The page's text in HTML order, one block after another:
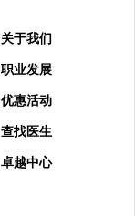
关于我们
职业发展
优惠活动
查找医生
卓越中心